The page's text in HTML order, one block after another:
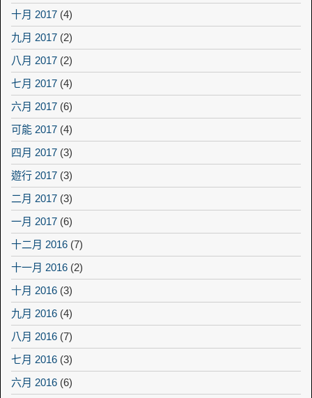
十月 2017 (4)
九月 2017 (2)
八月 2017 (2)
七月 2017 (4)
六月 2017 (6)
可能 2017 (4)
四月 2017 (3)
遊行 2017 (3)
二月 2017 (3)
一月 2017 (6)
十二月 2016 (7)
十一月 2016 (2)
十月 2016 (3)
九月 2016 (4)
八月 2016 (7)
七月 2016 (3)
六月 2016 (6)